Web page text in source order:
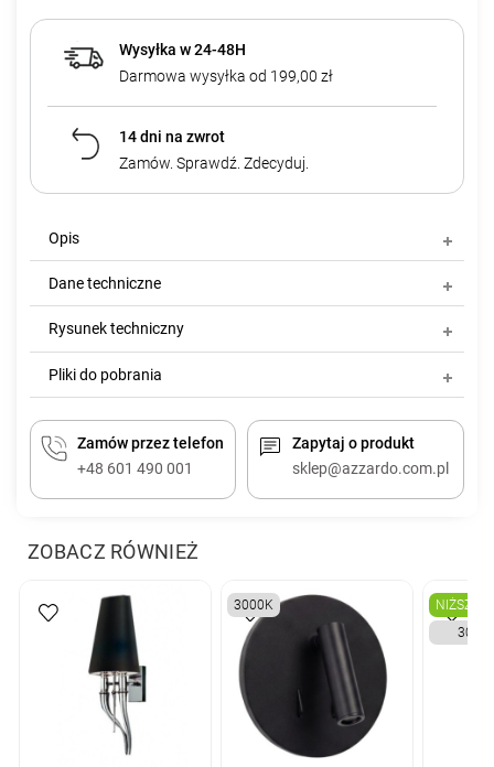
Wysyłka w 24-48H
Darmowa wysyłka od 199,00 zł
14 dni na zwrot
Zamów. Sprawdź. Zdecyduj.
Opis
Dane techniczne
Rysunek techniczny
Pliki do pobrania
Zamów przez telefon
+48 601 490 001
Zapytaj o produkt
sklep@azzardo.com.pl
ZOBACZ RÓWNIEŻ
3000K
NIŻSZA